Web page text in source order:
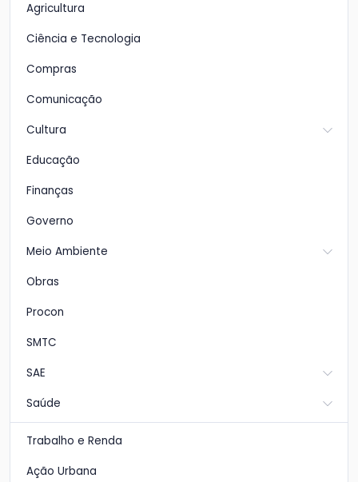
Agricultura
Ciência e Tecnologia
Compras
Comunicação
Cultura
Educação
Finanças
Governo
Meio Ambiente
Obras
Procon
SMTC
SAE
Saúde
Trabalho e Renda
Ação Urbana